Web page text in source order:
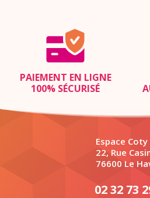
PAIEMENT EN LIGNE
100% SÉCURISÉ
Espace
22, Rue
76600 Le
02 32 73